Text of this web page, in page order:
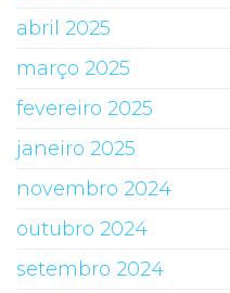
abril 2025
março 2025
fevereiro 2025
janeiro 2025
novembro 2024
outubro 2024
setembro 2024